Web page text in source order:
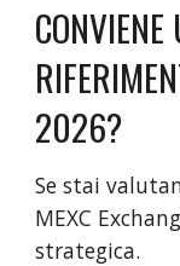
2026?
Se stai
MEXC
strategica.